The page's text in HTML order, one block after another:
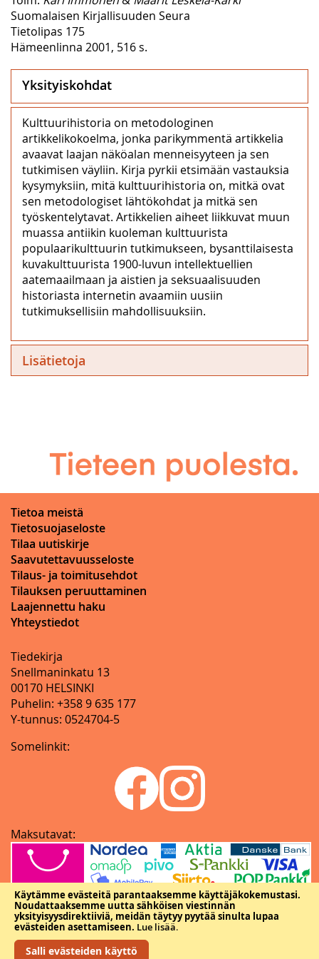
Käytämme evästeitä parantaaksemme käyttäjäkokemustasi.
Noudattaaksemme uutta sähköisen viestinnän
yksityisyysdirektiiviä, meidän täytyy pyytää sinulta lupaa
evästeiden asettamiseen. Lue lisää.
Salli evästeiden käyttö
Suomalaisen Kirjallisuuden Seura
Tietolipas 175
Hämeenlinna 2001, 516 s.
Yksityiskohdat
Kulttuurihistoria on metodologinen
artikkelikokoelma, jonka parikymmentä artikkelia
avaavat laajan näköalan menneisyyteen ja sen
tutkimisen väyliin. Kirja pyrkii etsimään vastauksia
kysymyksiin, mitä kulttuurihistoria on, mitkä ovat
sen metodologiset lähtökohdat ja mitkä sen
työskentelytavat. Artikkelien aiheet liikkuvat muun
muassa antiikin kuoleman kulttuurista
populaarikulttuurin tutkimukseen, bysanttilaisesta
kuvakulttuurista 1900-luvun intellektuellien
aatemaailmaan ja aistien ja seksuaalisuuden
historiasta internetin avaamiin uusiin
tutkimuksellisiin mahdollisuuksiin.
Lisätietoja
Tietoa meistä
Tietosuojaseloste
Tilaa uutiskirje
Saavutettavuusseloste
Tilaus- ja toimitusehdot
Tilauksen peruuttaminen
Laajennettu haku
Yhteystiedot
Tiedekirja
Snellmaninkatu 13
00170 HELSINKI
Puhelin: +358 9 635 177
Y-tunnus: 0524704-5
Somelinkit:
Maksutavat:
Copyright © Tieteellisten seurain valtuuskunta